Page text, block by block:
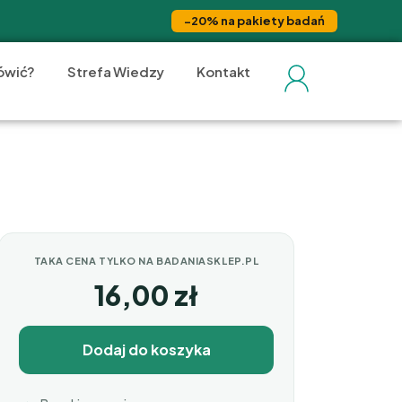
−20% na pakiety badań
Strefa Wiedzy Kontakt
TAKA CENA TYLKO NA BADANIASKLEP.PL
16,00 zł
Dodaj do koszyka